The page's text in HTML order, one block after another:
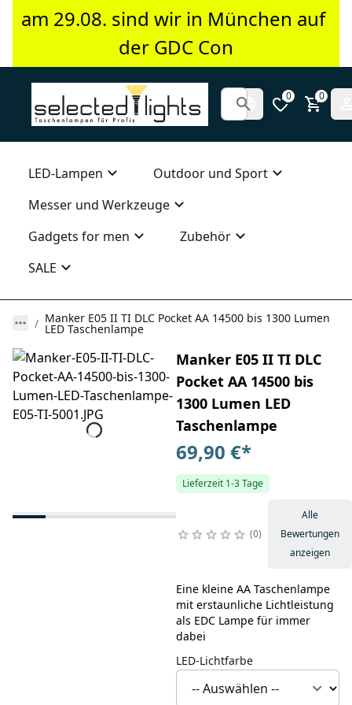
am 29.08. sind wir in München auf
der GDC Con
0 0
LED-Lampen
Outdoor und Sport
Messer und Werkzeuge
Gadgets for men
Zubehör
SALE
Manker E05 II TI DLC Pocket AA 14500 bis 1300 Lumen
LED Taschenlampe
Manker E05 II TI DLC
Pocket AA 14500 bis
1300 Lumen LED
Taschenlampe
69,90 €*
Lieferzeit 1-3 Tage
0
Alle
Bewertungen
anzeigen
Eine kleine AA Taschenlampe
mit erstaunliche Lichtleistung
als EDC Lampe für immer
dabei
LED-Lichtfarbe